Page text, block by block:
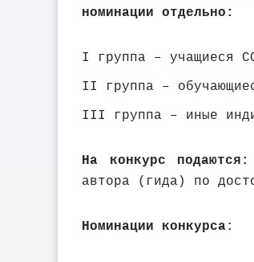
номинации отдельно:
I группа – учащиеся
II группа –
III группа – иные
На конкурс подаются:
автора (гида) по
Номинации конкурса: